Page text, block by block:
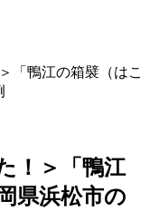
「鴨江の箱襞（はこ
！＞「鴨江
県浜松市の